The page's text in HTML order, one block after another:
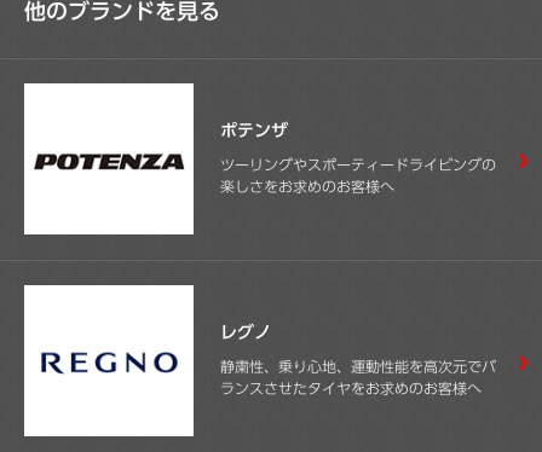
他のブランドを見る
ポテンザ
ツーリングやスポーティードライビングの
楽しさをお求めのお客様へ
レグノ
静粛性、乗り心地、運動性能を高次元でバ
ランスさせたタイヤをお求めのお客様へ